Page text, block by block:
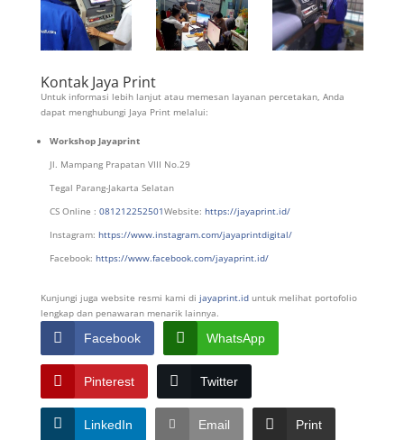
Kontak Jaya Print
Untuk informasi lebih lanjut atau memesan layanan percetakan, Anda
dapat menghubungi Jaya Print melalui:
Workshop Jayaprint
Jl. Mampang Prapatan VIII No.29
Tegal Parang-Jakarta Selatan
CS Online : 081212252501Website: https://jayaprint.id/
Instagram: https://www.instagram.com/jayaprintdigital/
Facebook: https://www.facebook.com/jayaprint.id/
Kunjungi juga website resmi kami di jayaprint.iduntuk melihat portofolio
lengkap dan penawaran menarik lainnya.
Facebook WhatsApp
Pinterest Twitter
LinkedIn Email Print